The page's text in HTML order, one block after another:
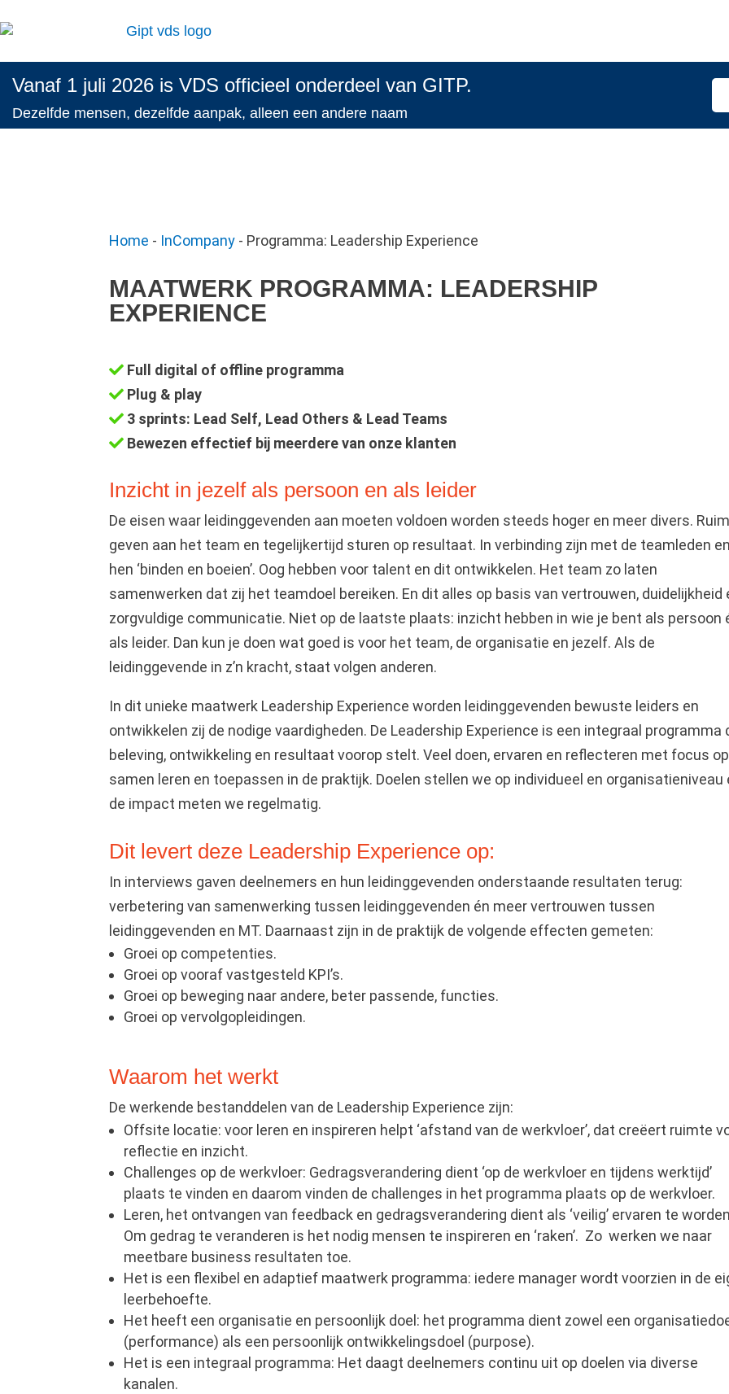
Vanaf 1 juli 2026 is VDS officieel onderdeel van GITP.
Dezelfde mensen, dezelfde aanpak, alleen een andere naam
Home - InCompany - Programma: Leadership Experience
MAATWERK PROGRAMMA: LEADERSHIP
EXPERIENCE
Full digital of offline programma
Plug & play
3 sprints: Lead Self, Lead Others & Lead Teams
Bewezen effectief bij meerdere van onze klanten
Inzicht in jezelf als persoon en als leider
De eisen waar leidinggevenden aan moeten voldoen worden steeds hoger en meer divers.
geven aan het team en tegelijkertijd sturen op resultaat. In verbinding zijn met de teamleden en
hen ‘binden en boeien’. Oog hebben voor talent en dit ontwikkelen. Het team zo laten
samenwerken dat zij het teamdoel bereiken. En dit alles op basis van vertrouwen, duidelijkheid
zorgvuldige communicatie. Niet op de laatste plaats: inzicht hebben in wie je bent als persoon
als leider. Dan kun je doen wat goed is voor het team, de organisatie en jezelf. Als de
leidinggevende in z’n kracht, staat volgen anderen.
In dit unieke maatwerk Leadership Experience worden leidinggevenden bewuste leiders en
ontwikkelen zij de nodige vaardigheden. De Leadership Experience is een integraal programma
beleving, ontwikkeling en resultaat voorop stelt. Veel doen, ervaren en reflecteren met focus op
samen leren en toepassen in de praktijk. Doelen stellen we op individueel en organisatieniveau
de impact meten we regelmatig.
Dit levert deze Leadership Experience op:
In interviews gaven deelnemers en hun leidinggevenden onderstaande resultaten terug:
verbetering van samenwerking tussen leidinggevenden én meer vertrouwen tussen
leidinggevenden en MT. Daarnaast zijn in de praktijk de volgende effecten gemeten:
Groei op competenties.
Groei op vooraf vastgesteld KPI’s.
Groei op beweging naar andere, beter passende, functies.
Groei op vervolgopleidingen.
Waarom het werkt
De werkende bestanddelen van de Leadership Experience zijn:
Offsite locatie: voor leren en inspireren helpt ‘afstand van de werkvloer’, dat creëert ruimte
reflectie en inzicht.
Challenges op de werkvloer: Gedragsverandering dient ‘op de werkvloer en tijdens werktijd’
plaats te vinden en daarom vinden de challenges in het programma plaats op de werkvloer.
Leren, het ontvangen van feedback en gedragsverandering dient als ‘veilig’ ervaren te
Om gedrag te veranderen is het nodig mensen te inspireren en ‘raken’. Zo werken we naar
meetbare business resultaten toe.
Het is een flexibel en adaptief maatwerk programma: iedere manager wordt voorzien in de
leerbehoefte.
Het heeft een organisatie en persoonlijk doel: het programma dient zowel een
(performance) als een persoonlijk ontwikkelingsdoel (purpose).
Het is een integraal programma: Het daagt deelnemers continu uit op doelen via diverse
kanalen.